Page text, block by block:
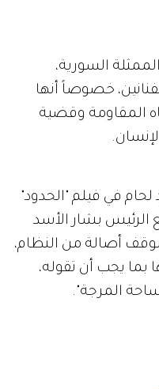
السورية،
خصوصاً أنها
المقاومة وقضية
لحام في فيلم "الحدود"
الرئيس بشار الأسد
أصالة من النظام،
بما يجب أن تقوله،
المرجة".